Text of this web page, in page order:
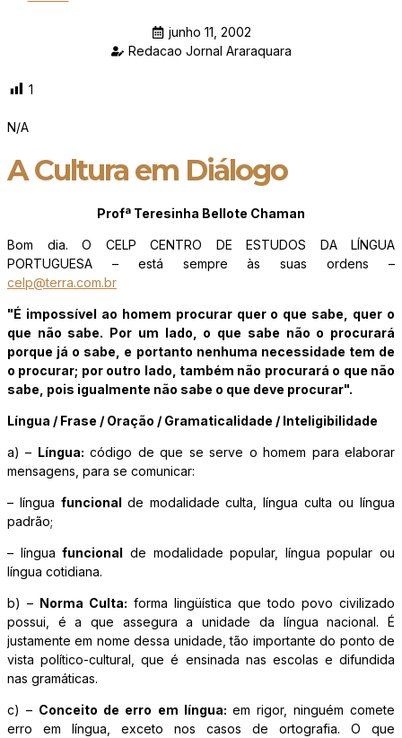
junho 11, 2002
Redacao Jornal Araraquara
1
N/A
A Cultura em Diálogo
Profª Teresinha Bellote Chaman
Bom dia. O CELP CENTRO DE ESTUDOS DA LÍNGUA
PORTUGUESA – está sempre às suas ordens –
celp@terra.com.br
"É impossível ao homem procurar quer o que sabe, quer o
que não sabe. Por um lado, o que sabe não o procurará
porque já o sabe, e portanto nenhuma necessidade tem de
o procurar; por outro lado, também não procurará o que não
sabe, pois igualmente não sabe o que deve procurar".
Língua / Frase / Oração / Gramaticalidade / Inteligibilidade
a) – Língua: código de que se serve o homem para elaborar
mensagens, para se comunicar:
– língua funcional de modalidade culta, língua culta ou língua
padrão;
– línguafuncional de modalidade popular, língua popular ou
língua cotidiana.
b) – Norma Culta: forma lingüística que todo povo civilizado
possui, é a que assegura a unidade da língua nacional. É
justamente em nome dessa unidade, tão importante do ponto de
vista político-cultural, que é ensinada nas escolas e difundida
nas gramáticas.
c) – Conceito de erro em língua: em rigor, ninguém comete
erro em língua, exceto nos casos de ortografia. O que